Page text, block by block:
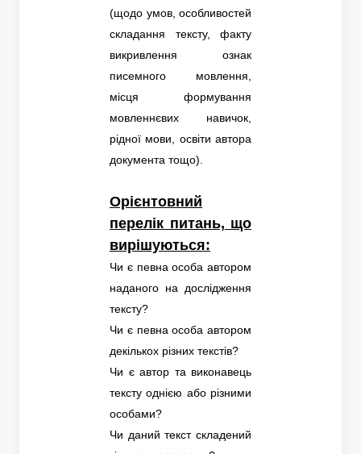
(щодо умов, особливостей
складання тексту, факту
викривлення ознак
писемного мовлення,
місця формування
мовленнєвих навичок,
рідної мови, освіти автора
документа тощо).
Орієнтовний
перелік питань, що
вирішуються:
Чи є певна особа автором
наданого на дослідження
тексту?
Чи є певна особа автором
декількох різних текстів?
Чи є автор та виконавець
тексту однією або різними
особами?
Чи даний текст складений